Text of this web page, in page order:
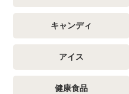
キャンディ
アイス
健康食品